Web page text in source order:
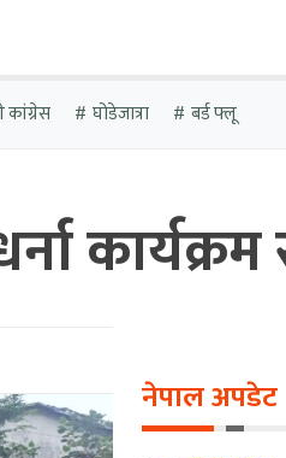
कांग्रेस घोडेजात्रा बर्ड फ्लू
कार्यक्रम
नेपाल अपडेट